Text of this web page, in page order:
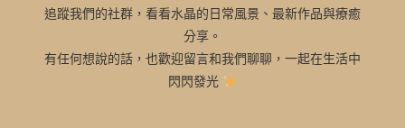
追蹤我們的社群，看看水晶的日常風景、最新作品與療癒
分享。
有任何想說的話，也歡迎留言和我們聊聊，一起在生活中
閃閃發光